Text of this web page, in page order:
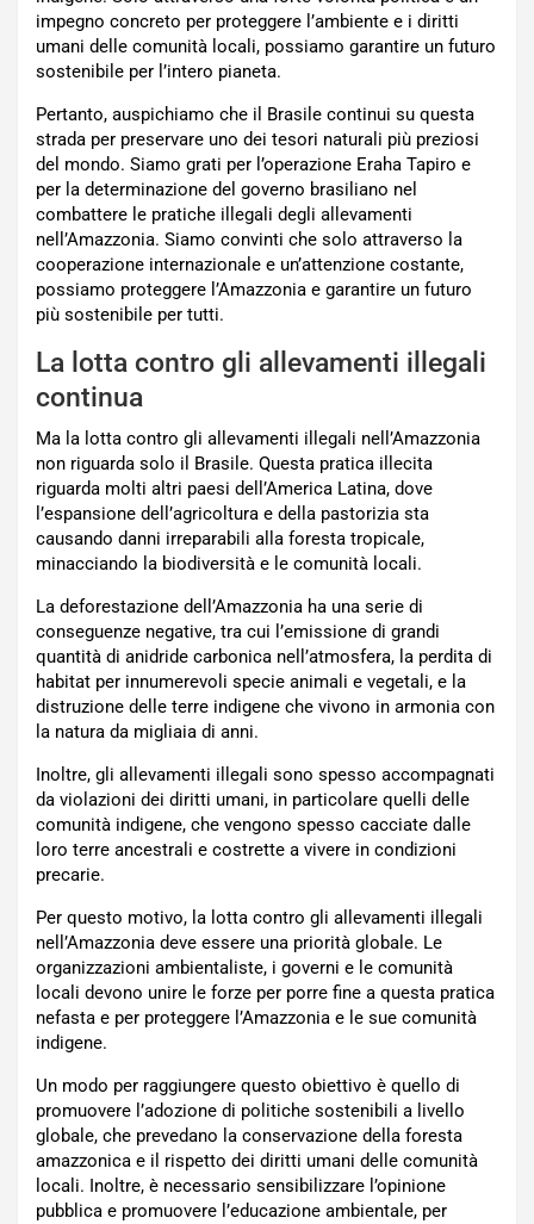
impegno concreto per proteggere l’ambiente e i diritti
umani delle comunità locali, possiamo garantire un futuro
sostenibile per l’intero pianeta.
Pertanto, auspichiamo che il Brasile continui su questa
strada per preservare uno dei tesori naturali più preziosi
del mondo. Siamo grati per l’operazione Eraha Tapiro e
per la determinazione del governo brasiliano nel
combattere le pratiche illegali degli allevamenti
nell’Amazzonia. Siamo convinti che solo attraverso la
cooperazione internazionale e un’attenzione costante,
possiamo proteggere l’Amazzonia e garantire un futuro
più sostenibile per tutti.
La lotta contro gli allevamenti illegali
continua
Ma la lotta contro gli allevamenti illegali nell’Amazzonia
non riguarda solo il Brasile. Questa pratica illecita
riguarda molti altri paesi dell’America Latina, dove
l’espansione dell’agricoltura e della pastorizia sta
causando danni irreparabili alla foresta tropicale,
minacciando la biodiversità e le comunità locali.
La deforestazione dell’Amazzonia ha una serie di
conseguenze negative, tra cui l’emissione di grandi
quantità di anidride carbonica nell’atmosfera, la perdita di
habitat per innumerevoli specie animali e vegetali, e la
distruzione delle terre indigene che vivono in armonia con
la natura da migliaia di anni.
Inoltre, gli allevamenti illegali sono spesso accompagnati
da violazioni dei diritti umani, in particolare quelli delle
comunità indigene, che vengono spesso cacciate dalle
loro terre ancestrali e costrette a vivere in condizioni
precarie.
Per questo motivo, la lotta contro gli allevamenti illegali
nell’Amazzonia deve essere una priorità globale. Le
organizzazioni ambientaliste, i governi e le comunità
locali devono unire le forze per porre fine a questa pratica
nefasta e per proteggere l’Amazzonia e le sue comunità
indigene.
Un modo per raggiungere questo obiettivo è quello di
promuovere l’adozione di politiche sostenibili a livello
globale, che prevedano la conservazione della foresta
amazzonica e il rispetto dei diritti umani delle comunità
locali. Inoltre, è necessario sensibilizzare l’opinione
pubblica e promuovere l’educazione ambientale, per